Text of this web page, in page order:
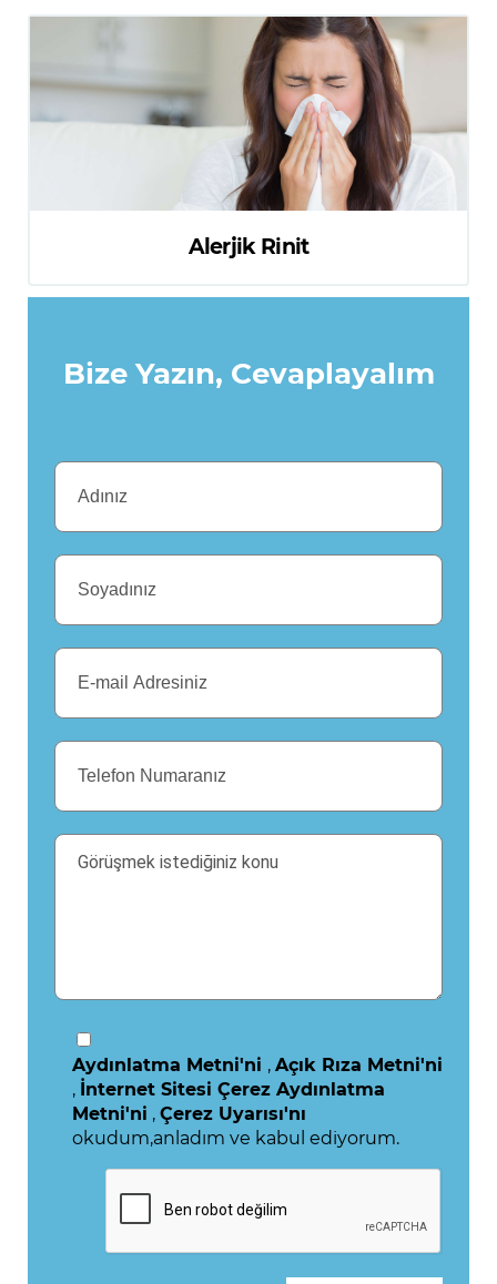
Alerjik Rinit
Bize Yazın, Cevaplayalım
Aydınlatma Metni'ni , Açık Rıza Metni'ni
, İnternet Sitesi Çerez Aydınlatma
Metni'ni , Çerez Uyarısı'nı
okudum,anladım ve kabul ediyorum.